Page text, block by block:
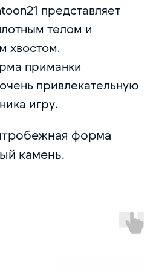
представляет
телом и
хвостом.
приманки
привлекательную
игру.
форма
камень.